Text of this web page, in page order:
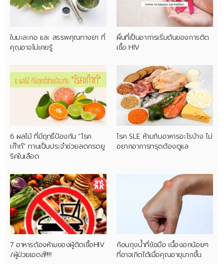
ใบมะละกอ และ สรรพคุณทางยา ที่
คุณอาจไม่เคยรู้
ผื่นที่เป็นอาการเริ่มต้นของการติด
เชื้อ HIV
6 ผลไม้ ที่มีฤทธิ์ป้องกัน “โรค
เก๊าท์” ทานเป็นประจำช่วยลดกรดยู
ริคในเลือด
โรค SLE ห้ามกินอาหารอะไรบ้าง ไม่
อยากอาการทรุดต้องดูแล
7 อาหารต้องห้ามของผู้ติดเชื้อHIV
/ผู้ป่วยเอดส์!!!!!
ก้อนถุงน้ำที่ข้อมือ เนื้องอกน้อยๆ
ที่อาจเกิดได้เมื่อคุณอายุมากขึ้น